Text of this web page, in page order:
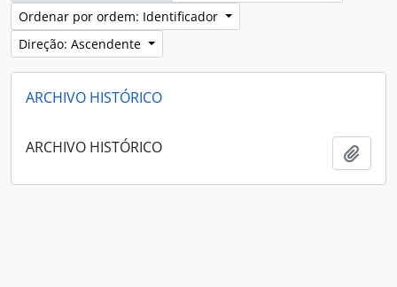
Ordenar por ordem: Identificador
Direção: Ascendente
ARCHIVO HISTÓRICO
ARCHIVO HISTÓRICO